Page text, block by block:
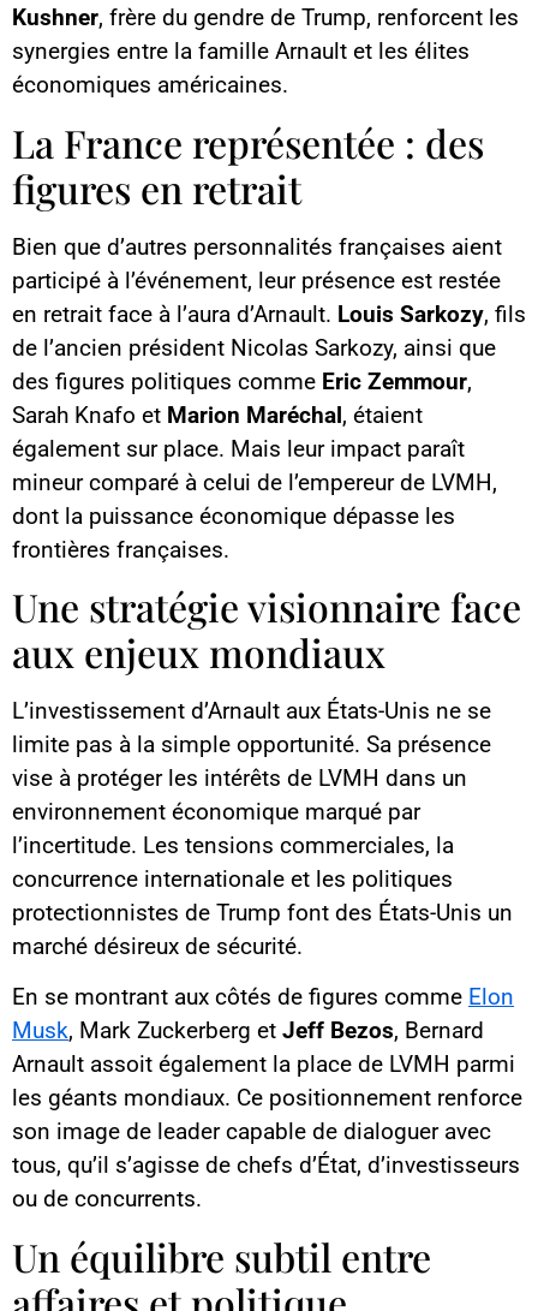
Kushner, frère du gendre de Trump, renforcent les
synergies entre la famille Arnault et les élites
économiques américaines.
La France représentée : des
figures en retrait
Bien que d’autres personnalités françaises aient
participé à l’événement, leur présence est restée
en retrait face à l’aura d’Arnault. Louis Sarkozy, fils
de l’ancien président Nicolas Sarkozy, ainsi que
des figures politiques comme Eric Zemmour,
Sarah Knafo et Marion Maréchal, étaient
également sur place. Mais leur impact paraît
mineur comparé à celui de l’empereur de LVMH,
dont la puissance économique dépasse les
frontières françaises.
Une stratégie visionnaire face
aux enjeux mondiaux
L’investissement d’Arnault aux États-Unis ne se
limite pas à la simple opportunité. Sa présence
vise à protéger les intérêts de LVMH dans un
environnement économique marqué par
l’incertitude. Les tensions commerciales, la
concurrence internationale et les politiques
protectionnistes de Trump font des États-Unis un
marché désireux de sécurité.
En se montrant aux côtés de figures comme Elon
Musk, Mark Zuckerberg et Jeff Bezos, Bernard
Arnault assoit également la place de LVMH parmi
les géants mondiaux. Ce positionnement renforce
son image de leader capable de dialoguer avec
tous, qu’il s’agisse de chefs d’État, d’investisseurs
ou de concurrents.
Un équilibre subtil entre